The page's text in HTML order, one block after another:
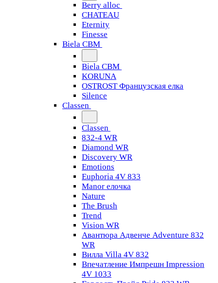
Berry alloc
CHATEAU
Eternity
Finesse
Biela CBM
Biela CBM
KORUNA
OSTROST Французская елка
Silence
Classen
Classen
832-4 WR
Diamond WR
Discovery WR
Emotions
Euphoria 4V 833
Manor елочка
Nature
The Brush
Trend
Vision WR
Авантюра Адвенче Adventure 832
WR
Вилла Villa 4V 832
Впечатление Импрешн Impression
4V 1033